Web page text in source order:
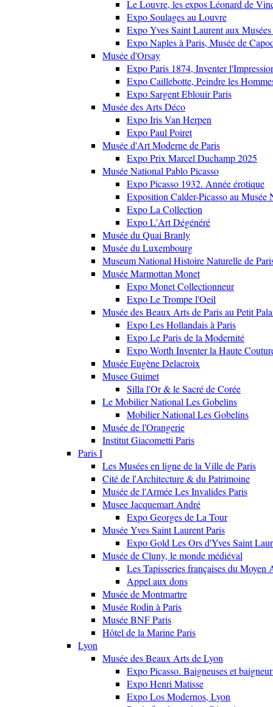
Le Louvre, les expos Léonard de
Expo Soulages au Louvre
Expo Yves Saint Laurent aux
Expo Naples à Paris, Musée de
Musée d'Orsay
Expo Paris 1874, Inventer
Expo Caillebotte, Peindre les
Expo Sargent Eblouir Paris
Musée des Arts Déco
Expo Iris Van Herpen
Expo Paul Poiret
Musée d'Art Moderne de Paris
Expo Prix Marcel Duchamp 2025
Musée National Pablo Picasso
Expo Picasso 1932. Année érotique
Exposition Calder-Picasso au Musée
Expo La Collection
Expo L'Art Dégénéré
Musée du Quai Branly
Musée du Luxembourg
Museum National Histoire Naturelle de
Musée Marmottan Monet
Expo Monet Collectionneur
Expo Le Trompe l'Oeil
Musée des Beaux Arts de Paris au Petit
Expo Les Hollandais à Paris
Expo Le Paris de la Modernité
Expo Worth Inventer la Haute
Musée Eugène Delacroix
Musee Guimet
Silla l'Or & le Sacré de Corée
Le Mobilier National Les Gobelins
Mobilier National Les Gobelins
Musée de l'Orangerie
Institut Giacometti Paris
Paris I
Les Musées en ligne de la Ville de Paris
Cité de l'Architecture & du Patrimoine
Musée de l'Armée Les Invalides Paris
Musee Jacquemart André
Expo Georges de La Tour
Musée Yves Saint Laurent Paris
Expo Gold Les Ors d'Yves Saint
Musée de Cluny, le monde médiéval
Les Tapisseries françaises du Moyen
Appel aux dons
Musée de Montmartre
Musée Rodin à Paris
Musée BNF Paris
Hôtel de la Marine Paris
Lyon
Musée des Beaux Arts de Lyon
Expo Picasso. Baigneuses et
Expo Henri Matisse
Expo Los Modernos, Lyon